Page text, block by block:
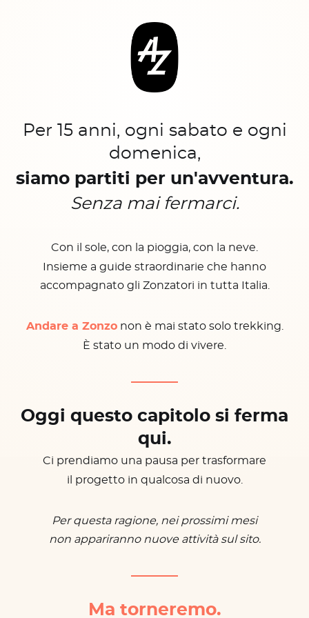
Per 15 anni, ogni sabato e ogni
domenica,
siamo partiti per un'avventura.
Senza mai fermarci.
Con il sole, con la pioggia, con la neve.
Insieme a guide straordinarie che hanno
accompagnato gli Zonzatori in tutta Italia.
Andare a Zonzonon è mai stato solo trekking.
È stato un modo di vivere.
Oggi questo capitolo si ferma
qui.
Ci prendiamo una pausa per trasformare
il progetto in qualcosa di nuovo.
Per questa ragione, nei prossimi mesi
non appariranno nuove attività sul sito.
Ma torneremo.